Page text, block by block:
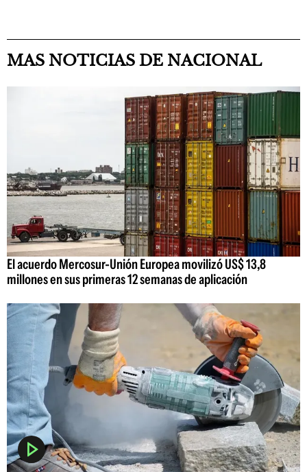
MAS NOTICIAS DE NACIONAL
El acuerdo Mercosur-Unión Europea movilizó US$ 13,8
millones en sus primeras 12 semanas de aplicación